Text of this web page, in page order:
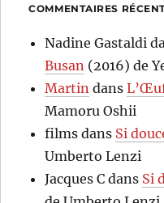
COMMENTAIRES
Nadine Gastaldi
Busan (2016) de
Martin dans
Mamoru Oshii
films dans Si
Umberto Lenzi
Jacques C dans Si